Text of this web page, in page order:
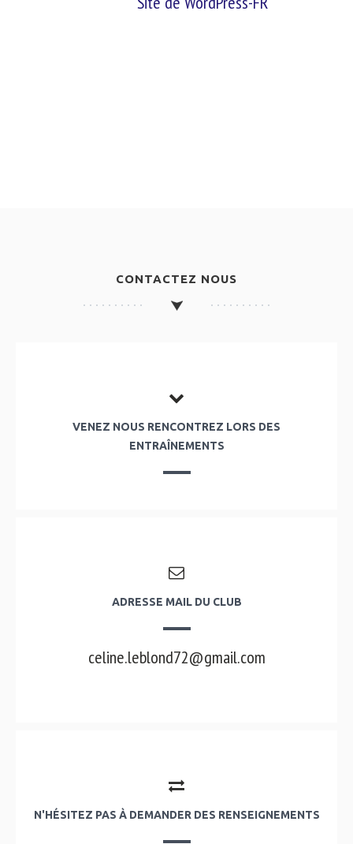
CONTACTEZ NOUS
VENEZ NOUS RENCONTREZ LORS DES
ENTRAÎNEMENTS
ADRESSE MAIL DU CLUB
celine.leblond72@gmail.com
N'HÉSITEZ PAS À DEMANDER DES RENSEIGNEMENTS